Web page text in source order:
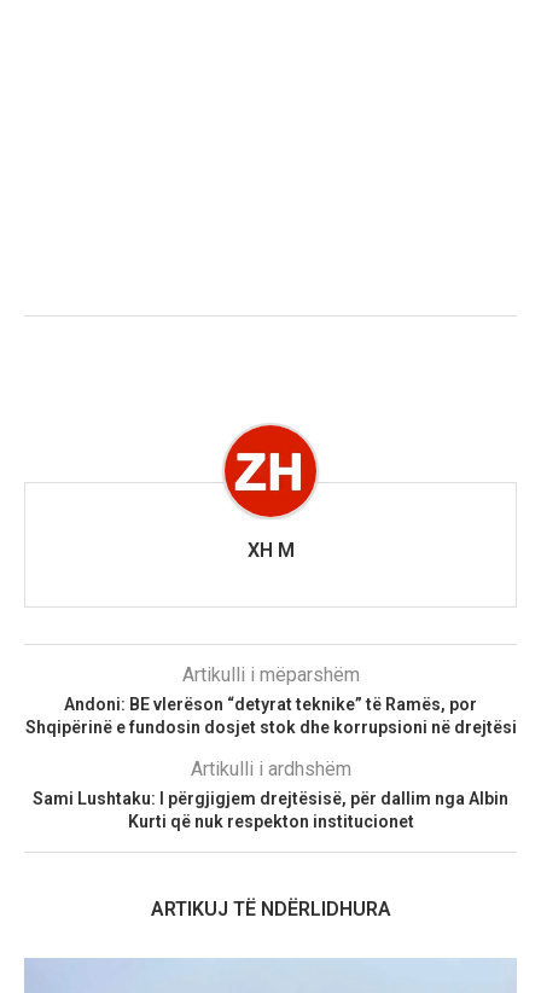
XH M
Artikulli i mëparshëm
Andoni: BE vlerëson “detyrat teknike” të Ramës, por
Shqipërinë e fundosin dosjet stok dhe korrupsioni në drejtësi
Artikulli i ardhshëm
Sami Lushtaku: I përgjigjem drejtësisë, për dallim nga Albin
Kurti që nuk respekton institucionet
ARTIKUJ TË NDËRLIDHURA